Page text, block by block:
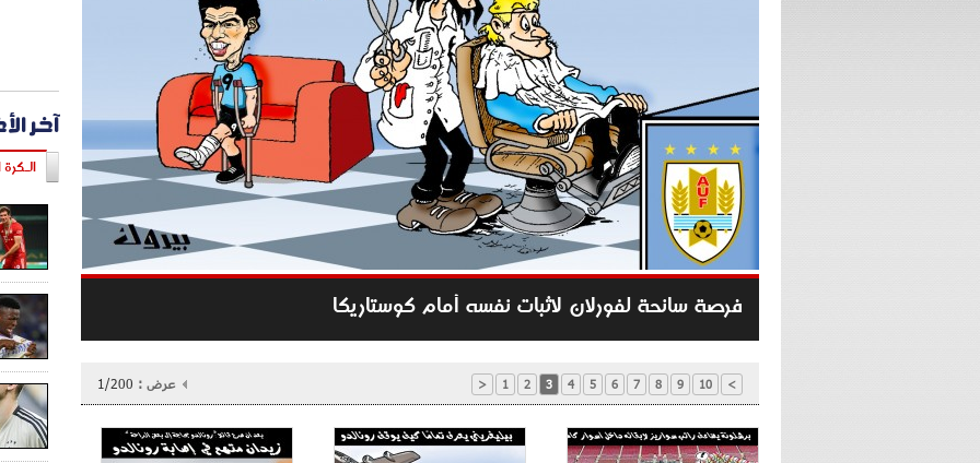
فرصة سانحة لفورلان لاثبات نفسه أمام كوستاريكا
< 1 2 3 4 5 6 7 8 9 10 > عرض : 1/200
آخر
الـكرة